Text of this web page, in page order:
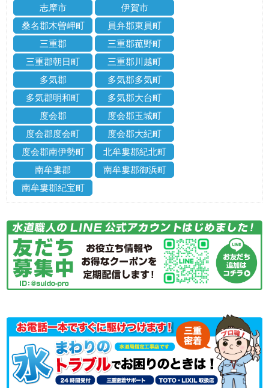
志摩市
伊賀市
桑名郡木曽岬町
員弁郡東員町
三重郡
三重郡菰野町
三重郡朝日町
三重郡川越町
多気郡
多気郡多気町
多気郡明和町
多気郡大台町
度会郡
度会郡玉城町
度会郡度会町
度会郡大紀町
度会郡南伊勢町
北牟婁郡紀北町
南牟婁郡
南牟婁郡御浜町
南牟婁郡紀宝町